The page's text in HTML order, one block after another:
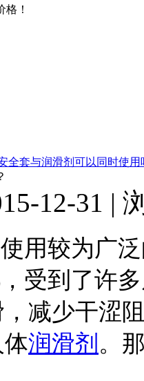
！
全套与润滑剂可以同时使用
12-31 |
用较为广
，受到了许
减少干涩
润滑剂 。